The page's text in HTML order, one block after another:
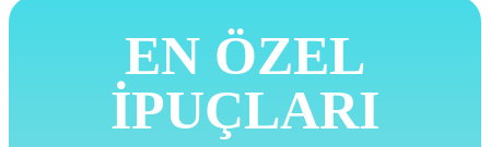
EN ÖZEL
İPUÇLARI